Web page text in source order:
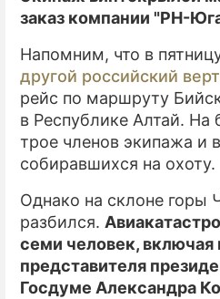
заказ компании "РН-
Напомним, что в
другой российский
рейс по маршруту
в Республике Алтай. На
трое членов экипажа и
собиравшихся на охоту.
Однако на склоне горы
разбился.
семи человек, включая
представителя
Госдуме Александра